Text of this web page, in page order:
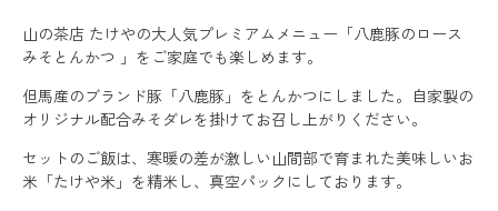
山の茶店 たけやの大人気プレミアムメニュー「八鹿豚のロース
みそとんかつ 」をご家庭でも楽しめます。
但馬産のブランド豚「八鹿豚」をとんかつにしました。自家製の
オリジナル配合みそダレを掛けてお召し上がりください。
セットのご飯は、寒暖の差が激しい山間部で育まれた美味しいお
米「たけや米」を精米し、真空パックにしております。